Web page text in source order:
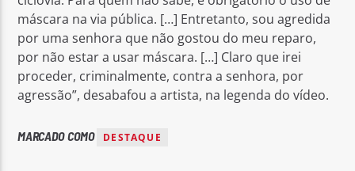
máscara na via pública. […] Entretanto, sou agredida
por uma senhora que não gostou do meu reparo,
por não estar a usar máscara. […] Claro que irei
proceder, criminalmente, contra a senhora, por
agressão”, desabafou a artista, na legenda do vídeo.
MARCADO COMO DESTAQUE